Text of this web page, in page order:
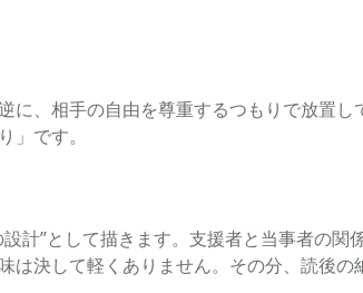
、相手の自由を尊重するつもりで放置
です。
”として描きます。支援者と当事者の関
決して軽くありません。その分、読後の